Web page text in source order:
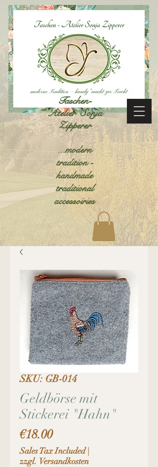
Taschen-
Atelier Sonja
Zipperer
...modern
tradition -
handmade
traditional
accessoiries
SKU: GB-014
Geldbörse mit
Stickerei "Hahn"
€18.00Price
Sales Tax Included|
zzgl. Versandkosten